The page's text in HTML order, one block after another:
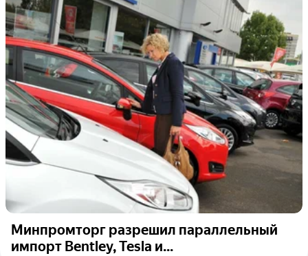
Минпромторг разрешил параллельный
импорт Bentley, Tesla и...